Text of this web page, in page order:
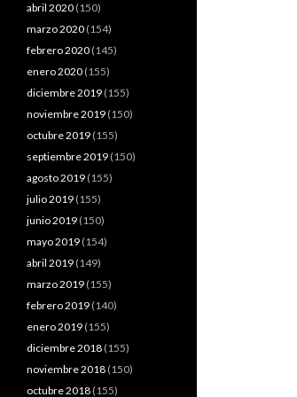
abril 2020 (150)
marzo 2020 (154)
febrero 2020 (145)
enero 2020 (155)
diciembre 2019 (155)
noviembre 2019 (150)
octubre 2019 (155)
septiembre 2019 (150)
agosto 2019 (155)
julio 2019 (155)
junio 2019 (150)
mayo 2019 (154)
abril 2019 (149)
marzo 2019 (155)
febrero 2019 (140)
enero 2019 (155)
diciembre 2018 (155)
noviembre 2018 (150)
octubre 2018 (155)